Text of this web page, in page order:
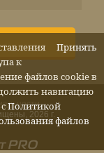
2026 г.
Принять
к
файлов cookie в
навигацию
Политикой
файлов